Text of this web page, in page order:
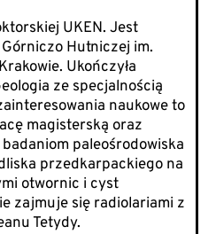
UKEN. Jest
Hutniczej im.
Ukończyła
ze specjalnością
naukowe to
magisterską oraz
paleośrodowiska
przedkarpackiego na
otwornic i cyst
zajmuje się radiolariami z
Tetydy.